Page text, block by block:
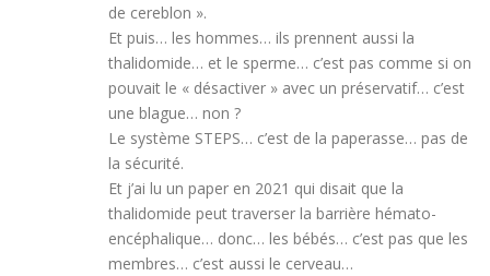
de cereblon ».
Et puis… les hommes… ils prennent aussi la
thalidomide… et le sperme… c’est pas comme si on
pouvait le « désactiver » avec un préservatif… c’est
une blague… non ?
Le système STEPS… c’est de la paperasse… pas de
la sécurité.
Et j’ai lu un paper en 2021 qui disait que la
thalidomide peut traverser la barrière hémato-
encéphalique… donc… les bébés… c’est pas que les
membres… c’est aussi le cerveau…